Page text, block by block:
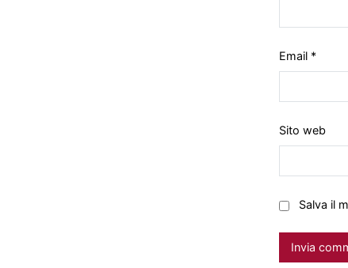
Email *
Sito web
Salva il